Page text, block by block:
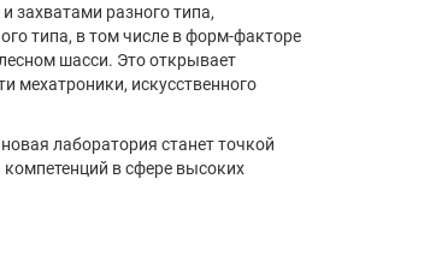
захватами разного типа,
типа, в том числе в форм-факторе
шасси. Это открывает
мехатроники, искусственного
лаборатория станет точкой
компетенций в сфере высоких